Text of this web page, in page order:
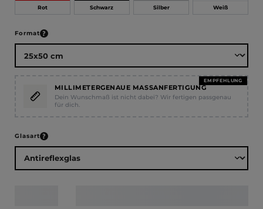
Rot Schwarz Silber Weiß
Formatauswählen
EMPFEHLUNG
MILLIMETERGENAUE MASSANFERTIGUNG
Dein Wunschmaß ist nicht dabei? Wir fertigen passgenau
für dich.
Glasartauswählen